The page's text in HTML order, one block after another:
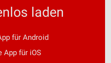
laden
für Android
App für iOS